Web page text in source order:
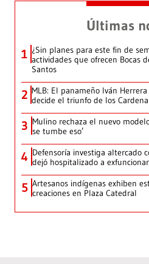
Últimas
1 ¿Sin planes para este fin de
actividades que ofrecen Bocas
Santos
2 MLB: El panameño Iván
decide el triunfo de los
3 Mulino rechaza el nuevo
se tumbe eso’
4 Defensoría investiga altercado
dejó hospitalizado a
5 Artesanos indígenas exhiben
creaciones en Plaza Catedral